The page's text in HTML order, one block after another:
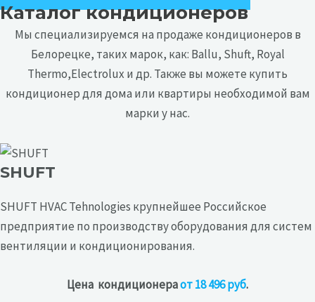
Каталог кондиционеров
Мы специализируемся на продаже кондиционеров в
Белорецке, таких марок, как: Ballu, Shuft, Royal
Thermo,Electrolux и др. Также вы можете купить
кондиционер для дома или квартиры необходимой вам
марки у нас.
SHUFT
SHUFT HVAC Tehnologies крупнейшее Российское
предприятие по производству оборудования для систем
вентиляции и кондиционирования.
Цена кондиционераот 18 496 руб.